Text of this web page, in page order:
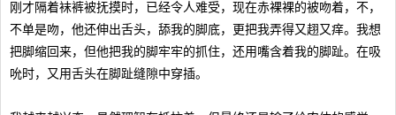
刚才隔着袜裤被抚摸时，已经令人难受，现在赤裸裸的被吻着，不，
不单是吻，他还伸出舌头，舔我的脚底，更把我弄得又趐又痒。我想
把脚缩回来，但他把我的脚牢牢的抓住，还用嘴含着我的脚趾。在吸
吮时，又用舌头在脚趾缝隙中穿插。